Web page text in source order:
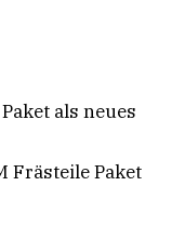
als neues
Frästeile Paket